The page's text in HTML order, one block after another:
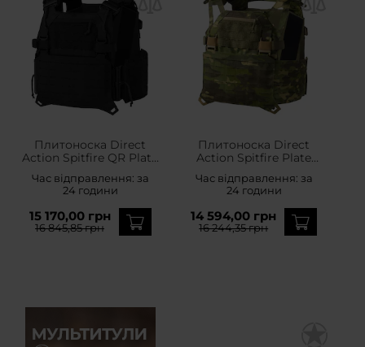
Плитоноска Direct
Action Spitfire QR Plate
Carrier - Black
Час відправлення: за
24 години
15 170,00 грн
16 845,85 грн
Плитоноска Direct
Action Spitfire Plate
Carrier - MultiCam Tropic
Час відправлення: за
24 години
14 594,00 грн
16 244,35 грн